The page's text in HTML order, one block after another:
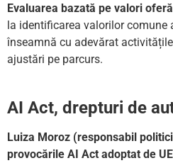
Evaluarea bazată pe valori
la identificarea valorilor
înseamnă cu adevărat
ajustări pe parcurs.
AI Act, drepturi de
Luiza Moroz (responsabil
provocările AI Act adoptat de